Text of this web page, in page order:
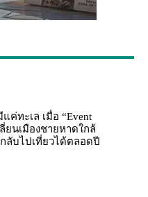
ค่ทะเล เมื่อ “Event
ลี่ยนเมืองชายหาดใกล้
ลับไปเที่ยวได้ตลอดปี